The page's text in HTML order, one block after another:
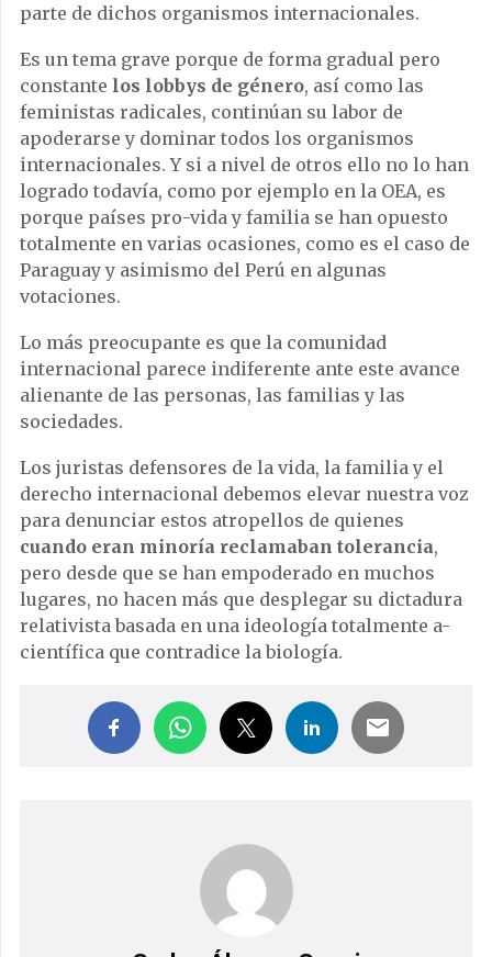
parte de dichos organismos internacionales.
Es un tema grave porque de forma gradual pero
constante los lobbys de género, así como las
feministas radicales, continúan su labor de
apoderarse y dominar todos los organismos
internacionales. Y si a nivel de otros ello no lo han
logrado todavía, como por ejemplo en la OEA, es
porque países pro-vida y familia se han opuesto
totalmente en varias ocasiones, como es el caso de
Paraguay y asimismo del Perú en algunas
votaciones.
Lo más preocupante es que la comunidad
internacional parece indiferente ante este avance
alienante de las personas, las familias y las
sociedades.
Los juristas defensores de la vida, la familia y el
derecho internacional debemos elevar nuestra voz
para denunciar estos atropellos de quienes
cuando eran minoría reclamaban tolerancia,
pero desde que se han empoderado en muchos
lugares, no hacen más que desplegar su dictadura
relativista basada en una ideología totalmente a-
científica que contradice la biología.